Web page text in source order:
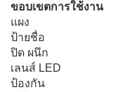
ขอบเขตการใช้งาน
แผง
ป้ายชื่อ
ปิด ผนึก
เลนส์ LED
ป้องกัน